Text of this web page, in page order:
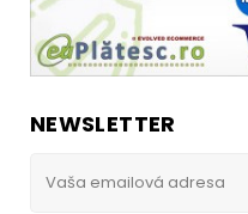
NEWSLETTER